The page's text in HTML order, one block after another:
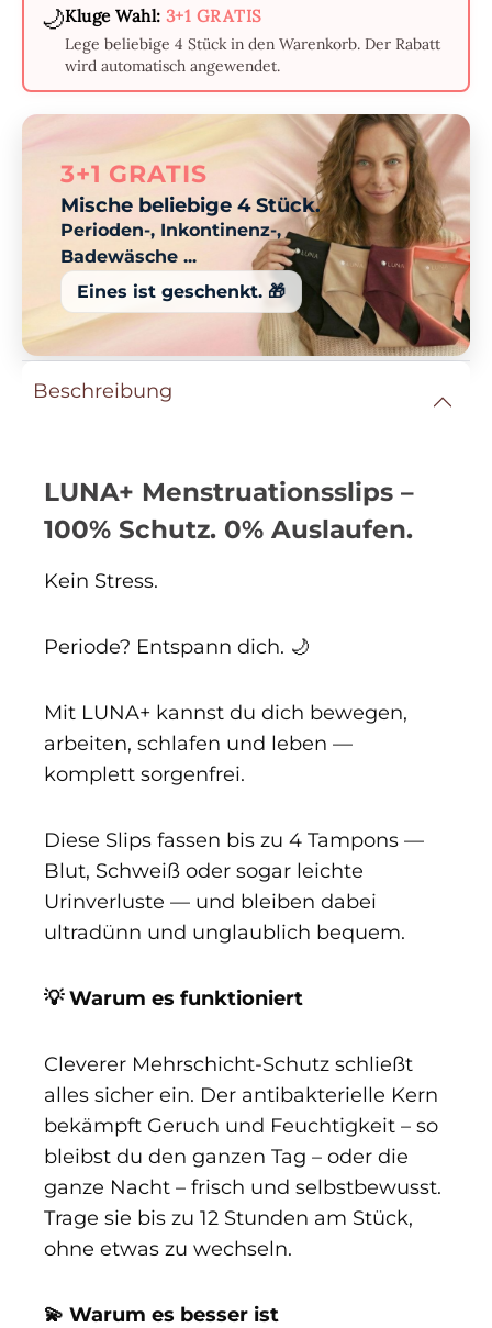
🌙Kluge Wahl: 3+1 GRATIS
Lege beliebige 4 Stück in den Warenkorb. Der Rabatt
wird automatisch angewendet.
3+1 GRATIS
Mische beliebige 4 Stück.
Perioden-, Inkontinenz-,
Badewäsche ...
Eines ist geschenkt. 🎁
Beschreibung
LUNA+ Menstruationsslips –
100% Schutz. 0% Auslaufen.
Kein Stress.
Periode? Entspann dich. 🌙
Mit LUNA+ kannst du dich bewegen,
arbeiten, schlafen und leben —
komplett sorgenfrei.
Diese Slips fassen bis zu 4 Tampons —
Blut, Schweiß oder sogar leichte
Urinverluste — und bleiben dabei
ultradünn und unglaublich bequem.
💡 Warum es funktioniert
Cleverer Mehrschicht-Schutz schließt
alles sicher ein. Der antibakterielle Kern
bekämpft Geruch und Feuchtigkeit – so
bleibst du den ganzen Tag – oder die
ganze Nacht – frisch und selbstbewusst.
Trage sie bis zu 12 Stunden am Stück,
ohne etwas zu wechseln.
💫 Warum es besser ist